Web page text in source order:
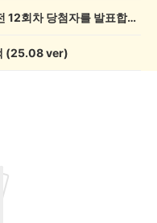
💰[당첨자 발표] 우리 동네 썰전 12회차 당첨자를 발표합니다!
(25.08 ver)